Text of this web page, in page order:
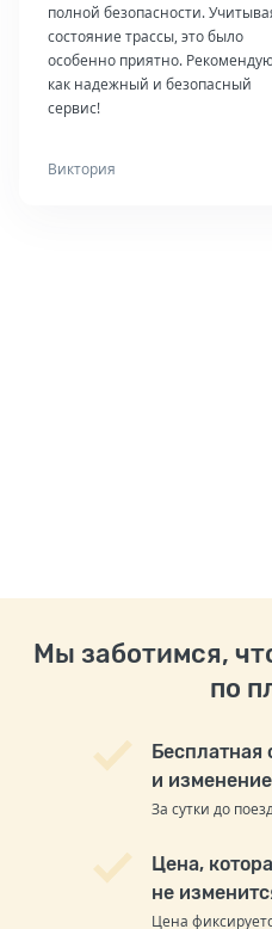
полной безопасности.
состояние трассы, это было
особенно приятно.
как надежный и безопасный
сервис!
Виктория
Мы заботимся,
по
Бесплатная
и
За сутки до
Цена,
не
Цена